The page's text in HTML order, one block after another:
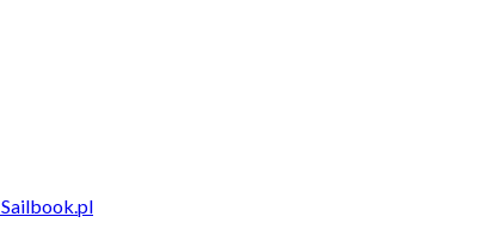
Sailbook.pl